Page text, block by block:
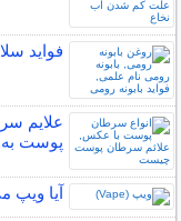
فواید
علایم
پوست
آیا ویپ